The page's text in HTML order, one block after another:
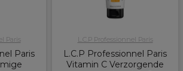
Paris
Paris
L.C.P Professionnel Paris
L.C.P Professionnel Paris
Vitamin C Verzorgende